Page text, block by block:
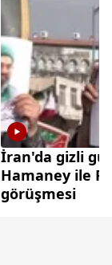
İran'da gizli güç
Hamaney ile
görüşmesi